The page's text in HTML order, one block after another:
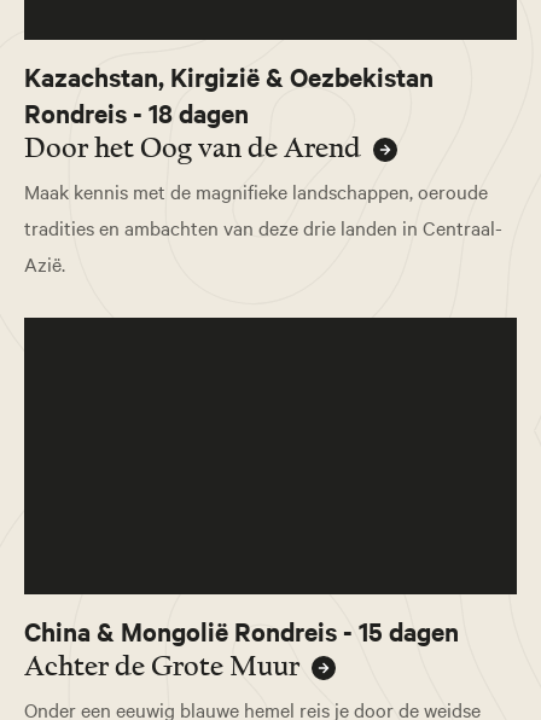
Kazachstan, Kirgizië & Oezbekistan
Rondreis - 18 dagen
Door het Oog van de Arend
Maak kennis met de magnifieke landschappen, oeroude
tradities en ambachten van deze drie landen in Centraal-
Azië.
China & Mongolië Rondreis - 15 dagen
Achter de Grote Muur
Onder een eeuwig blauwe hemel reis je door de weidse